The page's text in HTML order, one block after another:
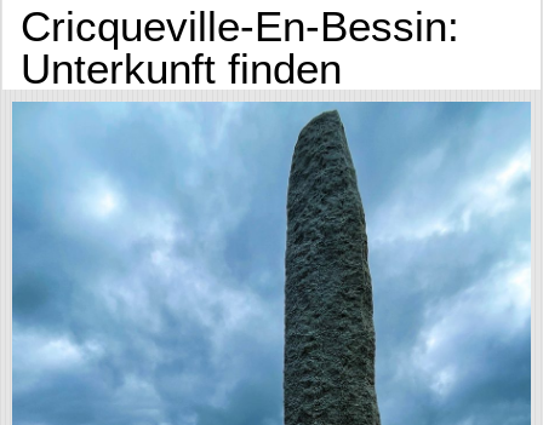
Cricqueville-En-Bessin:
Unterkunft finden